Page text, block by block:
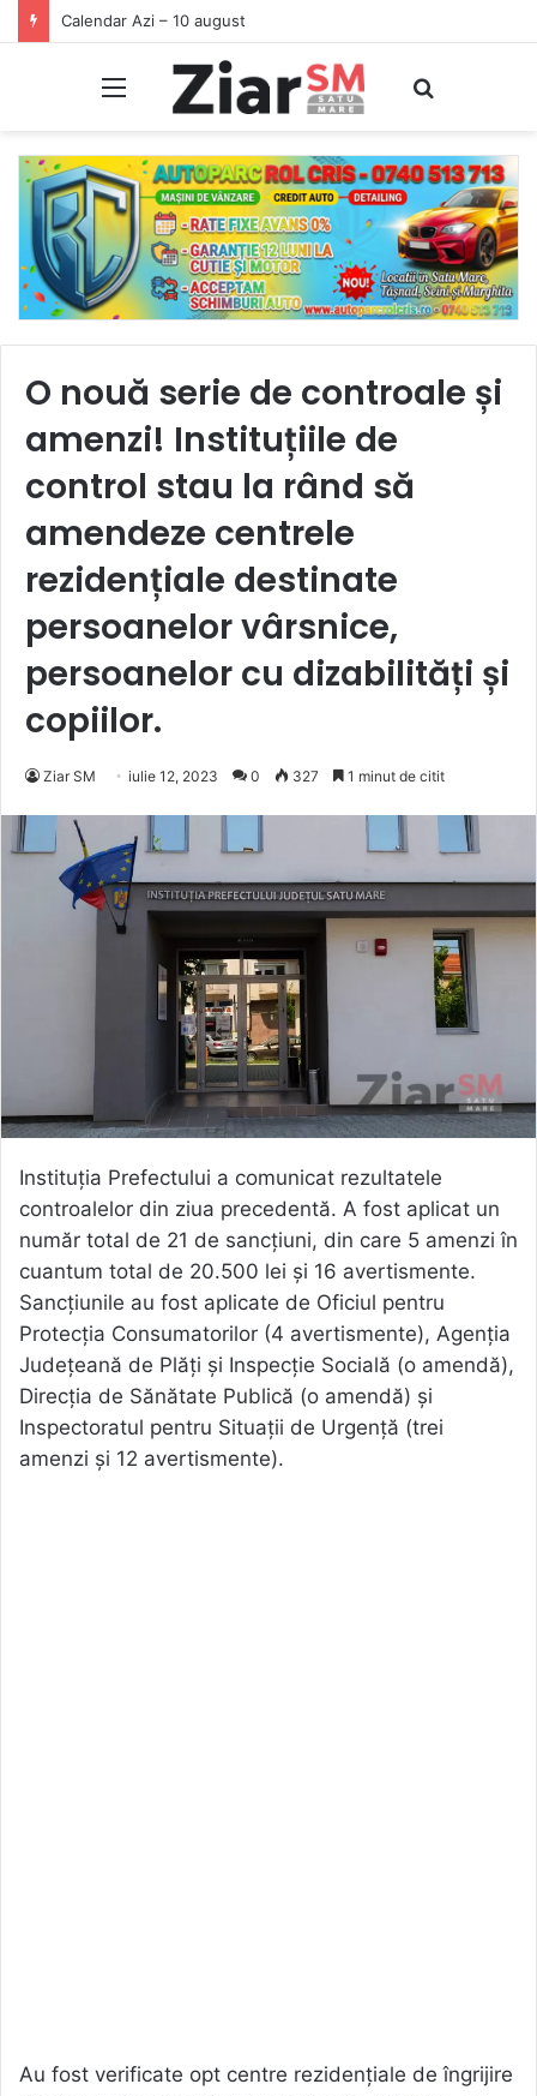
Calendar Azi – 10 august
Meniu
O nouă serie de controale și
amenzi! Instituțiile de
control stau la rând să
amendeze centrele
rezidențiale destinate
persoanelor vârsnice,
persoanelor cu dizabilități și
copiilor.
Ziar SM iulie 12, 2023 0 327 1 minut de citit
Instituția Prefectului a comunicat rezultatele
controalelor din ziua precedentă. A fost aplicat un
număr total de 21 de sancțiuni, din care 5 amenzi în
cuantum total de 20.500 lei și 16 avertismente.
Sancțiunile au fost aplicate de Oficiul pentru
Protecția Consumatorilor (4 avertismente), Agenția
Județeană de Plăți și Inspecție Socială (o amendă),
Direcția de Sănătate Publică (o amendă) și
Inspectoratul pentru Situații de Urgență (trei
amenzi și 12 avertismente).
Au fost verificate opt centre rezidențiale de îngrijire